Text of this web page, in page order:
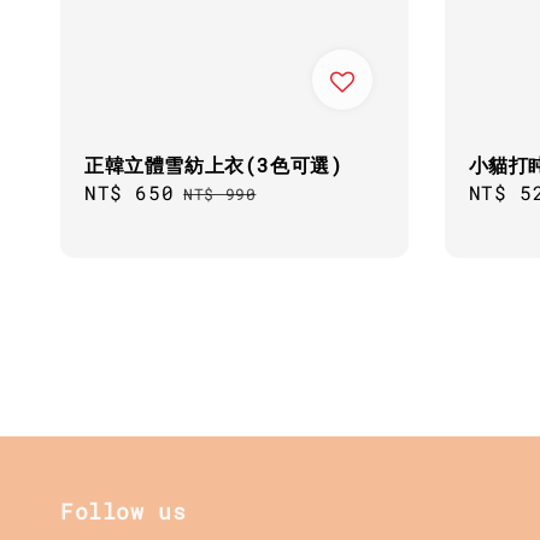
正韓立體雪紡上衣(3色可選)
Sale
NT$ 650 Regular
NT$ 990
小貓打
NT$
Follow us